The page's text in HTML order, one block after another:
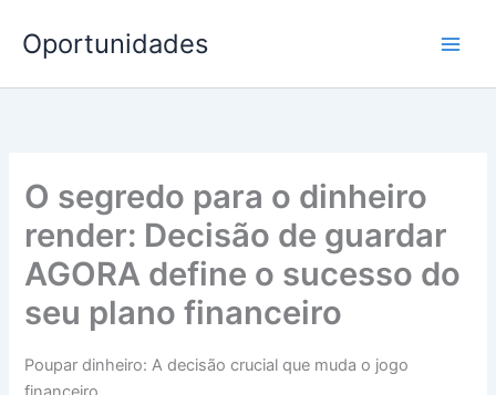
para
conteúdo
Oportunidades
O segredo para o dinheiro
render: Decisão de guardar
AGORA define o sucesso do
seu plano financeiro
Poupar dinheiro: A decisão crucial que muda o jogo